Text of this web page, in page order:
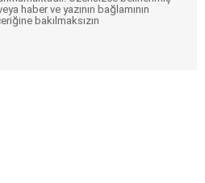
haber ve yazının bağlamının
bakılmaksızın